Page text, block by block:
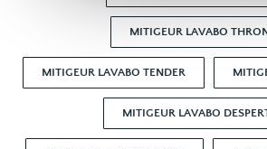
MITIGEUR LAVABO
MITIGEUR LAVABO TENDER
MITIGEUR LAVABO